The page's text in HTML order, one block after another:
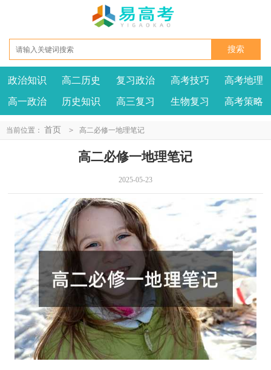
政治知识 高二历史 复习政治 高考技巧 高考地理
高一政治 历史知识 高三复习 生物复习 高考策略
当前位置： 首页 > 高二必修一地理笔记
高二必修一地理笔记
2025-05-23